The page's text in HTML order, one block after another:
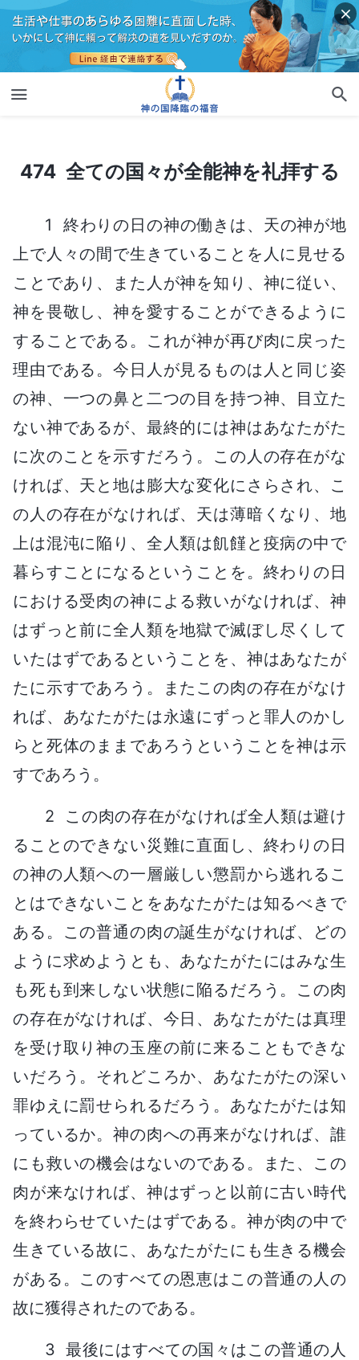
474 全ての国々が全能神を礼拝する
474 全ての国々が全能神を礼拝する
1 終わりの日の神の働きは、天の神が地
上で人々の間で生きていることを人に見せる
ことであり、また人が神を知り、神に従い、
神を畏敬し、神を愛することができるように
することである。これが神が再び肉に戻った
理由である。今日人が見るものは人と同じ姿
の神、一つの鼻と二つの目を持つ神、目立た
ない神であるが、最終的には神はあなたがた
に次のことを示すだろう。この人の存在がな
ければ、天と地は膨大な変化にさらされ、こ
の人の存在がなければ、天は薄暗くなり、地
上は混沌に陥り、全人類は飢饉と疫病の中で
暮らすことになるということを。終わりの日
における受肉の神による救いがなければ、神
はずっと前に全人類を地獄で滅ぼし尽くして
いたはずであるということを、神はあなたが
たに示すであろう。またこの肉の存在がなけ
れば、あなたがたは永遠にずっと罪人のかし
らと死体のままであろうということを神は示
すであろう。
2 この肉の存在がなければ全人類は避け
ることのできない災難に直面し、終わりの日
の神の人類への一層厳しい懲罰から逃れるこ
とはできないことをあなたがたは知るべきで
ある。この普通の肉の誕生がなければ、どの
ように求めようとも、あなたがたにはみな生
も死も到来しない状態に陥るだろう。この肉
の存在がなければ、今日、あなたがたは真理
を受け取り神の玉座の前に来ることもできな
いだろう。それどころか、あなたがたの深い
罪ゆえに罰せられるだろう。あなたがたは知
っているか。神の肉への再来がなければ、誰
にも救いの機会はないのである。また、この
肉が来なければ、神はずっと以前に古い時代
を終わらせていたはずである。神が肉の中で
生きている故に、あなたがたにも生きる機会
がある。このすべての恩恵はこの普通の人の
故に獲得されたのである。
3 最後にはすべての国々はこの普通の人